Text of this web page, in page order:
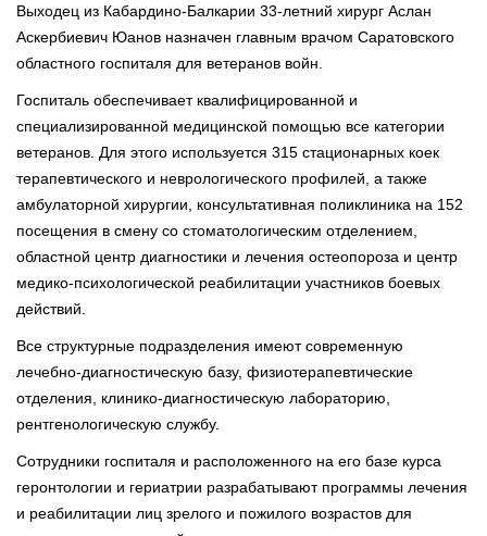
Выходец из Кабардино-Балкарии 33-летний хирург Аслан
Аскербиевич Юанов назначен главным врачом Саратовского
областного госпиталя для ветеранов войн.
Госпиталь обеспечивает квалифицированной и
специализированной медицинской помощью все категории
ветеранов. Для этого используется 315 стационарных коек
терапевтического и неврологического профилей, а также
амбулаторной хирургии, консультативная поликлиника на 152
посещения в смену со стоматологическим отделением,
областной центр диагностики и лечения остеопороза и центр
медико-психологической реабилитации участников боевых
действий.
Все структурные подразделения имеют современную
лечебно-диагностическую базу, физиотерапевтические
отделения, клинико-диагностическую лабораторию,
рентгенологическую службу.
Сотрудники госпиталя и расположенного на его базе курса
геронтологии и гериатрии разрабатывают программы лечения
и реабилитации лиц зрелого и пожилого возрастов для